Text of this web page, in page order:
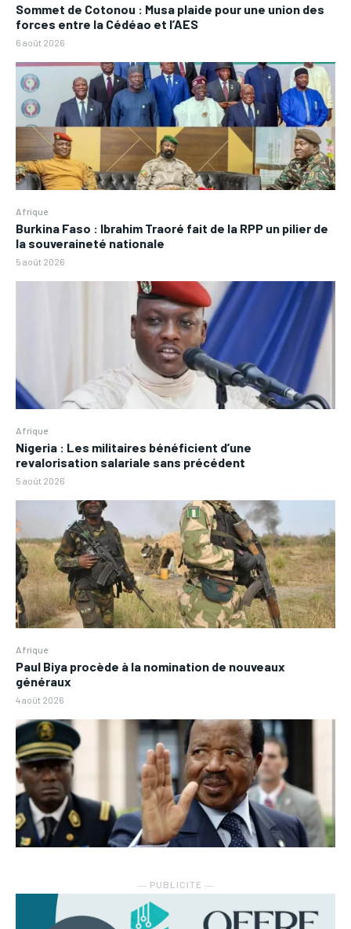
Sommet de Cotonou : Musa plaide pour une union des
forces entre la Cédéao et l’AES
6 août 2026
Afrique
Burkina Faso : Ibrahim Traoré fait de la RPP un pilier de
la souveraineté nationale
5 août 2026
Afrique
Nigeria : Les militaires bénéficient d’une
revalorisation salariale sans précédent
5 août 2026
Afrique
Paul Biya procède à la nomination de nouveaux
généraux
4 août 2026
― PUBLICITE ―